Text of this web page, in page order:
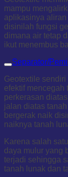
mampu
aplikasinya
disinilah fungsi
dimana air tetap
ikut menembus
Separator/
Geotextile
efektif mencegah
perkerasan
jalan diatas
bergerak naik
naiknya tanah
Karena salah
daya mulur yang
terjadi sehingga
tanah lunak dan